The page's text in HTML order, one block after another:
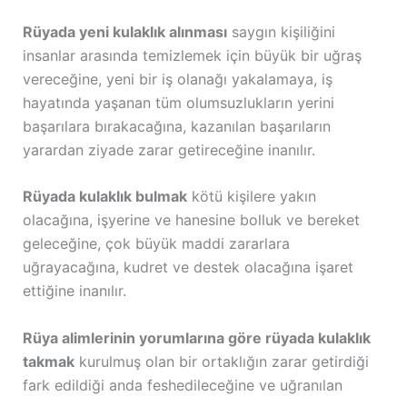
Rüyada yeni kulaklık alınmasısaygın kişiliğini
insanlar arasında temizlemek için büyük bir uğraş
vereceğine, yeni bir iş olanağı yakalamaya, iş
hayatında yaşanan tüm olumsuzlukların yerini
başarılara bırakacağına, kazanılan başarıların
yarardan ziyade zarar getireceğine inanılır.
Rüyada kulaklık bulmakkötü kişilere yakın
olacağına, işyerine ve hanesine bolluk ve bereket
geleceğine, çok büyük maddi zararlara
uğrayacağına, kudret ve destek olacağına işaret
ettiğine inanılır.
Rüya alimlerinin yorumlarına göre rüyada kulaklık
takmakkurulmuş olan bir ortaklığın zarar getirdiği
fark edildiği anda feshedileceğine ve uğranılan